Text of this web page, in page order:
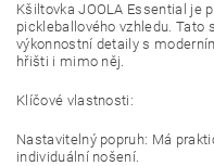
Kšiltovka JOOLA Essential je
pickleballového vzhledu. Tato
výkonnostní detaily s
hřišti i mimo něj.
Klíčové vlastnosti:
Nastavitelný popruh: Má
individuální nošení.